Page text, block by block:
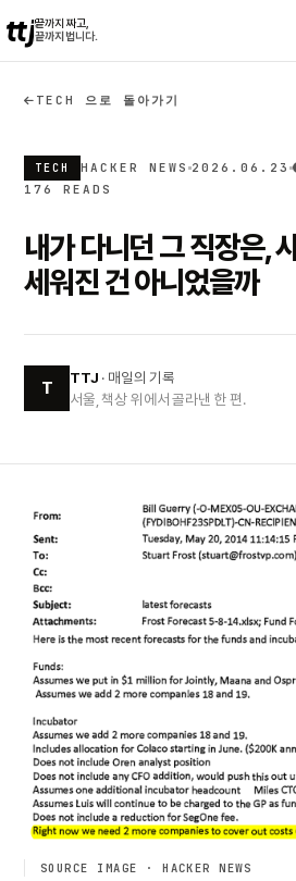
ttj끝까지 짜고,
끝까지 법니다.
TECH 으로 돌아가기
TECH HACKER NEWS 2026.06.23
176 READS
내가 다니던 그 직장은,
세워진 건 아니었을까
T
TTJ · 매일의 기록
서울, 책상 위에서 골라낸 한 편.
SOURCE IMAGE · HACKER NEWS